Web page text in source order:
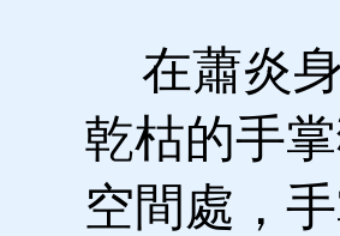
在蕭炎身
乾枯的手
空間處，